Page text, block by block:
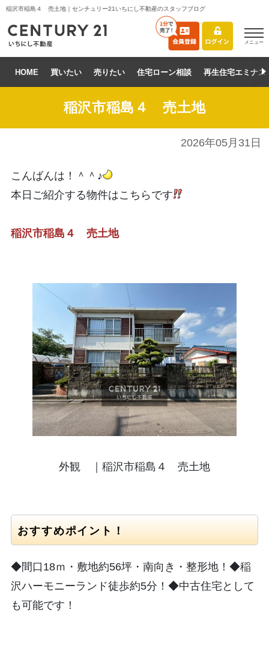
稲沢市稲島４ 売土地｜センチュリー21いちにし不動産のスタッフブログ
メニュー
HOME 買いたい 売りたい 住宅ローン相談 再生住宅エミナス
稲沢市稲島４ 売土地
2026年05月31日
こんばんは！＾＾♪
本日ご紹介する物件はこちらです
稲沢市稲島４ 売土地
外観 ｜稲沢市稲島４ 売土地
おすすめポイント！
◆間口18ｍ・敷地約56坪・南向き・整形地！◆稲
沢ハーモニーランド徒歩約5分！◆中古住宅として
も可能です！